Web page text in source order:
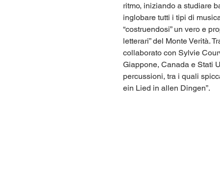
ritmo, iniziando a studiare
inglobare tutti i tipi di
“costruendosi” un vero e
letterari” del Monte Verità.
collaborato con Sylvie
Giappone, Canada e Stati
percussioni, tra i quali
ein Lied in allen Dingen”.